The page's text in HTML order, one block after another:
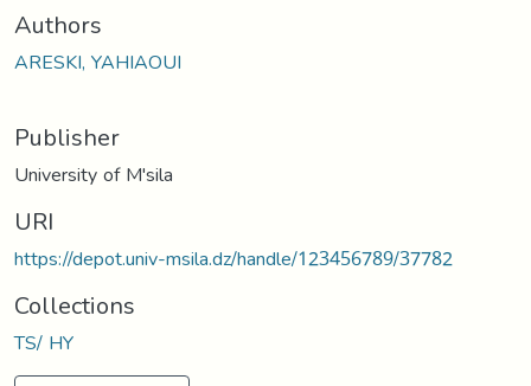
Authors
ARESKI, YAHIAOUI
Publisher
University of M'sila
URI
https://depot.univ-msila.dz/handle/123456789/37782
Collections
TS/ HY